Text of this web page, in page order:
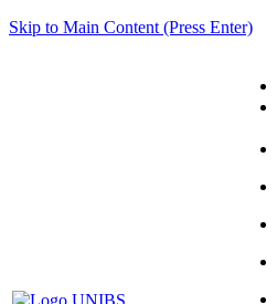
Skip to Main Content (Press Enter)